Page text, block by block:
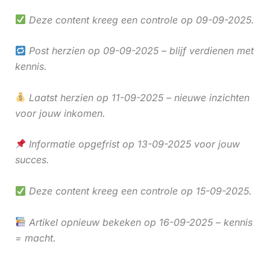
Deze content kreeg een controle op 09-09-2025.
Post herzien op 09-09-2025 – blijf verdienen met
kennis.
Laatst herzien op 11-09-2025 – nieuwe inzichten
voor jouw inkomen.
Informatie opgefrist op 13-09-2025 voor jouw
succes.
Deze content kreeg een controle op 15-09-2025.
Artikel opnieuw bekeken op 16-09-2025 – kennis
= macht.